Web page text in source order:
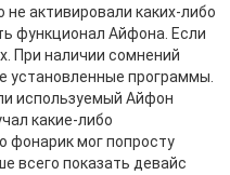
активировали каких-либо
функционал Айфона. Если
При наличии сомнений
установленные программы.
используемый Айфон
какие-либо
фонарик мог попросту
всего показать девайс